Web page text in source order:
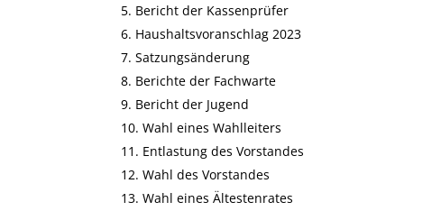
Bericht der Kassenprüfer
Haushaltsvoranschlag 2023
Satzungsänderung
Berichte der Fachwarte
Bericht der Jugend
Wahl eines Wahlleiters
Entlastung des Vorstandes
Wahl des Vorstandes
Wahl eines Ältestenrates